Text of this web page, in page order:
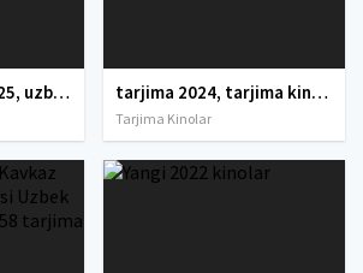
tarjima kinolar 2025, uzbek tarjima kinolar 2025, tarjima kinolar uzbek tilida 2025, tarjima kinolar o zbek 2025, tarjima kinolar o zbek tilida 2025, yangi tarjima kinolar 2025, uzmovi tarjima kinolar 2025, uzmovi com tarjima kinolar 2025, uzbekcha t tarjima 2024, tarjima kinolar 2024, uzbek tarjima 2024, tarjima kinolar tilida tilida 2024, uzbek tilida tarjima 2024, kino tarjima 2024, uzbek tarjima kinolar 2024, tarjima kinolar 2024 uzbek tilida, tarjima kinolar 2024 o zbek, tarjima kinolar 2024
Tarjima Kinolar